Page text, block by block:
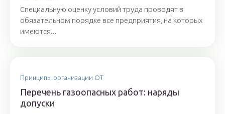
Специальную оценку условий труда проводят в
обязательном порядке все предприятия, на которых
имеются...
Принципы организации ОТ
Перечень газоопасных работ: наряды
допуски